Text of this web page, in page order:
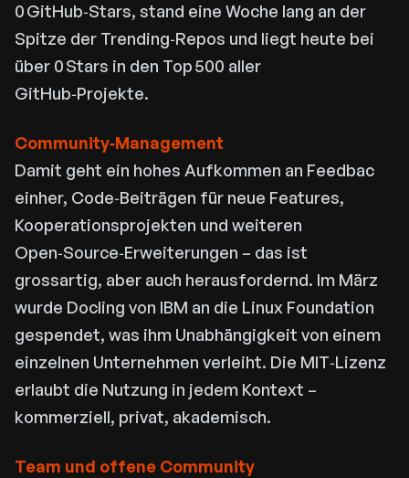
0 GitHub‑Stars, stand eine Woche lang an der
Spitze der Trending‑Repos und liegt heute bei
über 0 Stars in den Top 500 aller
GitHub‑Projekte.
Community‑Management
Damit geht ein hohes Aufkommen an Feedbac
einher, Code‑Beiträgen für neue Features,
Kooperationsprojekten und weiteren
Open‑Source‑Erweiterungen – das ist
grossartig, aber auch herausfordernd. Im März
wurde Docling von IBM an die Linux Foundation
gespendet, was ihm Unabhängigkeit von einem
einzelnen Unternehmen verleiht. Die MIT‑Lizenz
erlaubt die Nutzung in jedem Kontext –
kommerziell, privat, akademisch.
Team und offene Community